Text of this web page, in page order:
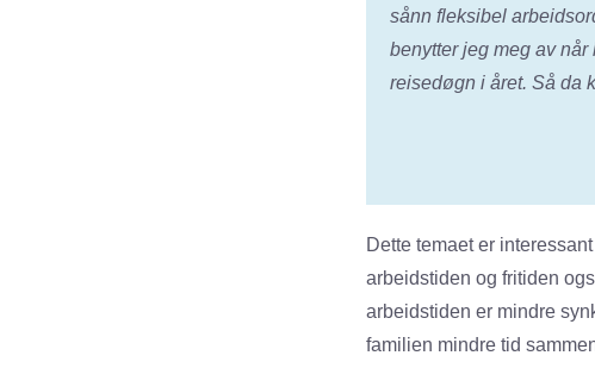
sånn fleksibel
benytter jeg meg av
reisedøgn i året. Så da
Dette temaet er
arbeidstiden og fritiden
arbeidstiden er mindre
familien mindre tid